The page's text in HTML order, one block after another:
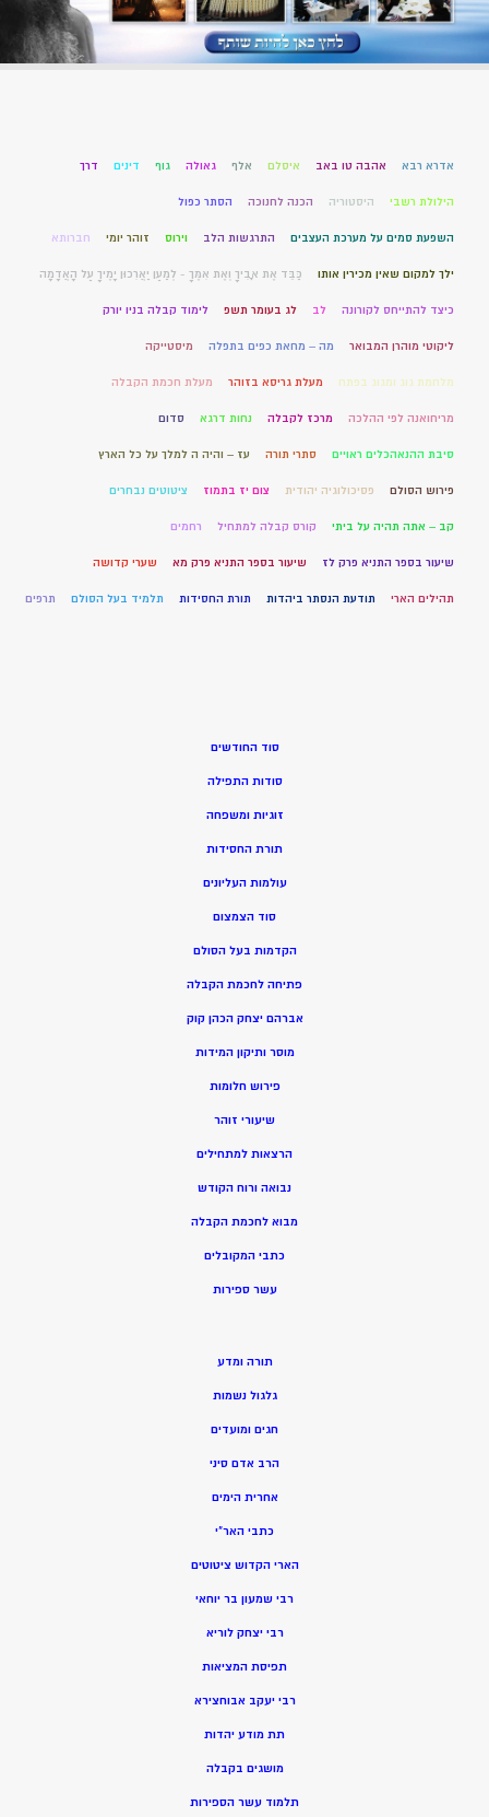
אדרא רבא אהבה טו באב איסלם אלף גאולה גוף דינים דרך
הילולת רשבי היסטוריה הכנה לחנוכה הסתר כפול
השפעת סמים על מערכת העצבים התרגשות הלב וירוס זוהר יומי חברותא
ילך למקום שאין מכירין אותו כַּבֵּד אֶת אָבִיךָ וְאֶת אִמֶּךָ - לְמַעַן יַאֲרִכוּן יָמֶיךָ עַל הָאֲדָמָה
כיצד להתייחס לקורונה לב לג בעומר תשפ לימוד קבלה בניו יורק
ליקוטי מוהרן המבואר מה – מחאת כפים בתפלה מיסטייקה
מלחמת גוג ומגוג בפתח מעלת גריסא בזוהר מעלת חכמת הקבלה
מריחואנה לפי ההלכה מרכז לקבלה נחות דרגא סדום
סיבת ההנאהכלים ראויים סתרי תורה עז – והיה ה למלך על כל הארץ
פירוש הסולם פסיכולוגיה יהודית צום יז בתמוז ציטוטים נבחרים
קב – אתה תהיה על ביתי קורס קבלה למתחיל רחמים
שיעור בספר התניא פרק לז שיעור בספר התניא פרק מא שערי קדושה
תהילים הארי תודעת הנסתר ביהדות תורת החסידות תלמיד בעל הסולם תרפים
סוד החודשים
סודות התפילה
זוגיות ומשפחה
תורת החסידות
עולמות העליונים
סוד הצמצום
הקדמות בעל הסולם
פתיחה לחכמת הקבלה
אברהם יצחק הכהן קוק
מוסר ותיקון המידות
פירוש חלומות
שיעורי זוהר
הרצאות למתחילים
נבואה ורוח הקודש
מבוא לחכמת הקבלה
כתבי המקובלים
עשר ספירות
תורה ומדע
גלגול נשמות
חגים ומועדים
הרב אדם סיני
אחרית הימים
כתבי האר”י
הארי הקדוש ציטוטים
רבי שמעון בר יוחאי
רבי יצחק לוריא
תפיסת המציאות
רבי יעקב אבוחצירא
תת מודע יהדות
מושגים בקבלה
תלמוד עשר הספירות